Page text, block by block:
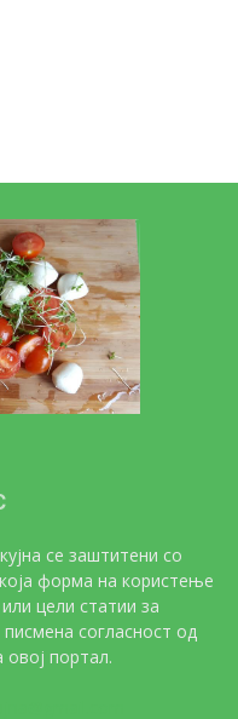
се заштитени со
форма на користење
цели статии за
согласност од
портал.